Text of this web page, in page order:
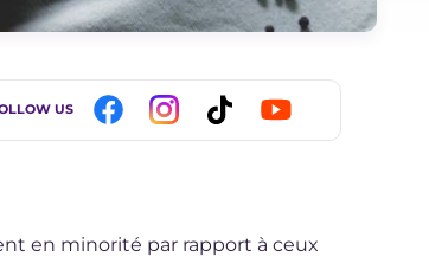
US
en minorité par rapport à ceux